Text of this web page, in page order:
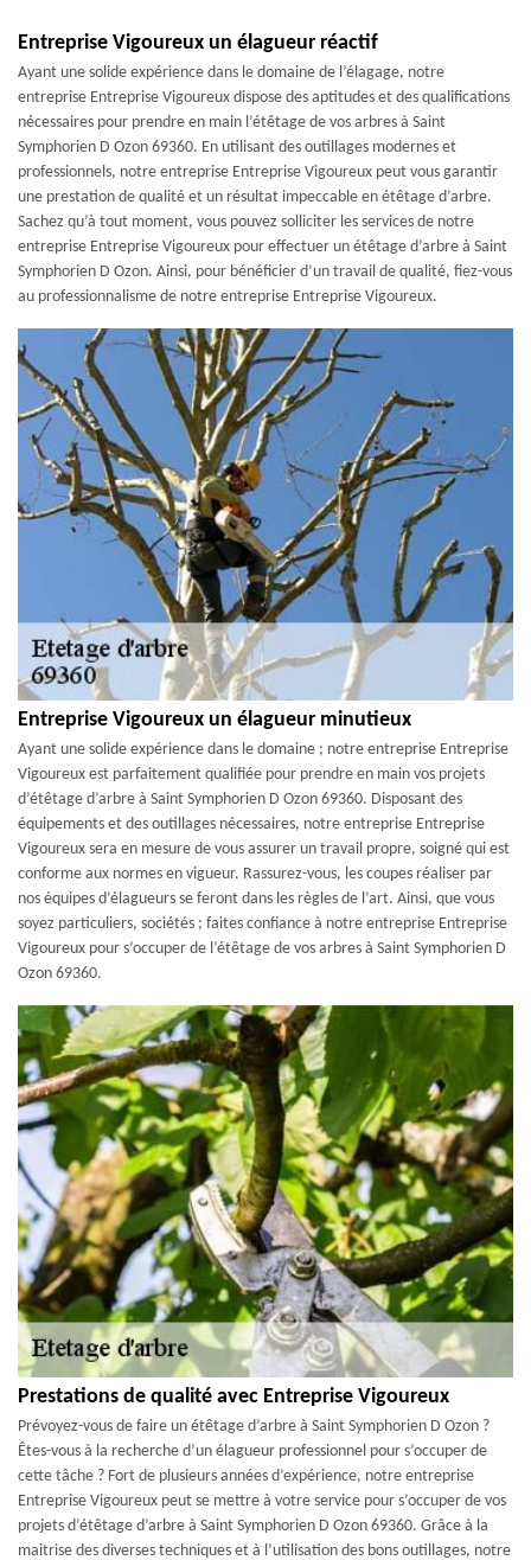
Entreprise Vigoureux un élagueur réactif
Ayant une solide expérience dans le domaine de l’élagage, notre
entreprise Entreprise Vigoureux dispose des aptitudes et des qualifications
nécessaires pour prendre en main l’étêtage de vos arbres à Saint
Symphorien D Ozon 69360. En utilisant des outillages modernes et
professionnels, notre entreprise Entreprise Vigoureux peut vous garantir
une prestation de qualité et un résultat impeccable en étêtage d’arbre.
Sachez qu’à tout moment, vous pouvez solliciter les services de notre
entreprise Entreprise Vigoureux pour effectuer un étêtage d’arbre à Saint
Symphorien D Ozon. Ainsi, pour bénéficier d’un travail de qualité, fiez-vous
au professionnalisme de notre entreprise Entreprise Vigoureux.
Entreprise Vigoureux un élagueur minutieux
Ayant une solide expérience dans le domaine ; notre entreprise Entreprise
Vigoureux est parfaitement qualifiée pour prendre en main vos projets
d’étêtage d’arbre à Saint Symphorien D Ozon 69360. Disposant des
équipements et des outillages nécessaires, notre entreprise Entreprise
Vigoureux sera en mesure de vous assurer un travail propre, soigné qui est
conforme aux normes en vigueur. Rassurez-vous, les coupes réaliser par
nos équipes d’élagueurs se feront dans les règles de l’art. Ainsi, que vous
soyez particuliers, sociétés ; faites confiance à notre entreprise Entreprise
Vigoureux pour s’occuper de l’étêtage de vos arbres à Saint Symphorien D
Ozon 69360.
Prestations de qualité avec Entreprise Vigoureux
Prévoyez-vous de faire un étêtage d’arbre à Saint Symphorien D Ozon ?
Êtes-vous à la recherche d’un élagueur professionnel pour s’occuper de
cette tâche ? Fort de plusieurs années d’expérience, notre entreprise
Entreprise Vigoureux peut se mettre à votre service pour s’occuper de vos
projets d’étêtage d’arbre à Saint Symphorien D Ozon 69360. Grâce à la
maitrise des diverses techniques et à l’utilisation des bons outillages, notre